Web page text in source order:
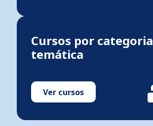
Cursos por categoria
temática
Ver cursos